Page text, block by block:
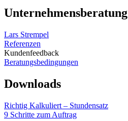
Unternehmensberatung
Lars Strempel
Referenzen
Kundenfeedback
Beratungsbedingungen
Downloads
Richtig Kalkuliert – Stundensatz
9 Schritte zum Auftrag